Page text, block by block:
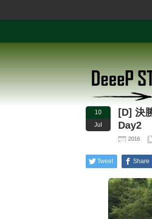
10
Jul
[D] 決
Day2
2016
Tweet Share